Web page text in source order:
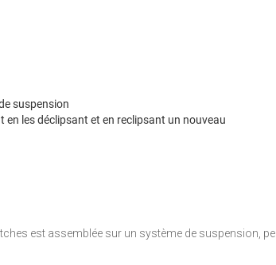
suspension
les déclipsant et en reclipsant un nouveau
est assemblée sur un système de suspension,